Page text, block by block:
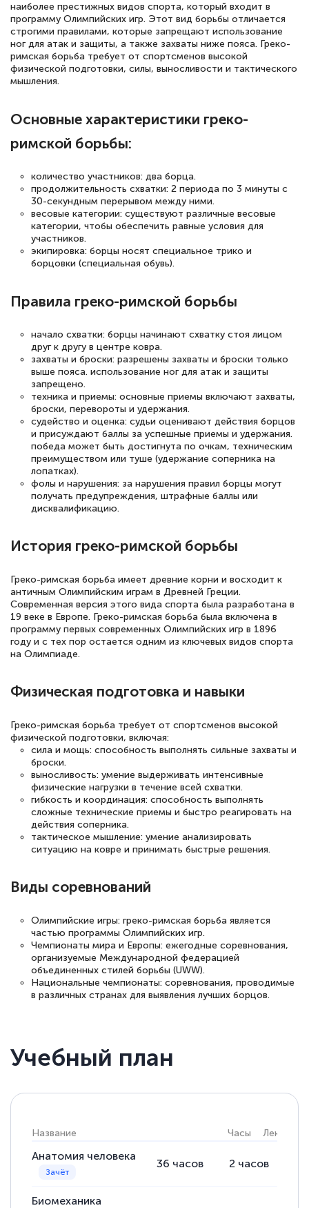
наиболее престижных видов спорта, который входит в
программу Олимпийских игр. Этот вид борьбы отличается
строгими правилами, которые запрещают использование
ног для атак и защиты, а также захваты ниже пояса. Греко-
римская борьба требует от спортсменов высокой
физической подготовки, силы, выносливости и тактического
мышления.
Основные характеристики греко-
римской борьбы:
количество участников: два борца.
продолжительность схватки: 2 периода по 3 минуты с
30-секундным перерывом между ними.
весовые категории: существуют различные весовые
категории, чтобы обеспечить равные условия для
участников.
экипировка: борцы носят специальное трико и
борцовки (специальная обувь).
Правила греко-римской борьбы
начало схватки: борцы начинают схватку стоя лицом
друг к другу в центре ковра.
захваты и броски: разрешены захваты и броски только
выше пояса. использование ног для атак и защиты
запрещено.
техника и приемы: основные приемы включают захваты,
броски, перевороты и удержания.
судейство и оценка: судьи оценивают действия борцов
и присуждают баллы за успешные приемы и удержания.
победа может быть достигнута по очкам, техническим
преимуществом или туше (удержание соперника на
лопатках).
фолы и нарушения: за нарушения правил борцы могут
получать предупреждения, штрафные баллы или
дисквалификацию.
История греко-римской борьбы
Греко-римская борьба имеет древние корни и восходит к
античным Олимпийским играм в Древней Греции.
Современная версия этого вида спорта была разработана в
19 веке в Европе. Греко-римская борьба была включена в
программу первых современных Олимпийских игр в 1896
году и с тех пор остается одним из ключевых видов спорта
на Олимпиаде.
Физическая подготовка и навыки
Греко-римская борьба требует от спортсменов высокой
физической подготовки, включая:
сила и мощь: способность выполнять сильные захваты и
броски.
выносливость: умение выдерживать интенсивные
физические нагрузки в течение всей схватки.
гибкость и координация: способность выполнять
сложные технические приемы и быстро реагировать на
действия соперника.
тактическое мышление: умение анализировать
ситуацию на ковре и принимать быстрые решения.
Виды соревнований
Олимпийские игры: греко-римская борьба является
частью программы Олимпийских игр.
Чемпионаты мира и Европы: ежегодные соревнования,
организуемые Международной федерацией
объединенных стилей борьбы (UWW).
Национальные чемпионаты: соревнования, проводимые
в различных странах для выявления лучших борцов.
Учебный план
Название Часы Лекции
Анатомия человека
36 часов 2 часов
Биомеханика